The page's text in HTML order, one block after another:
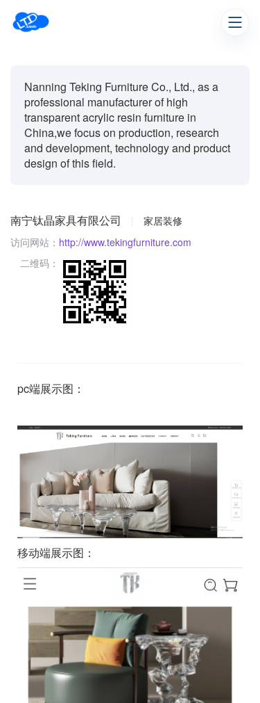
Nanning Teking Furniture Co., Ltd., as a
professional manufacturer of high
transparent acrylic resin furniture in
China,we focus on production, research
and development, technology and product
design of this field.
南宁钛晶家具有限公司
家居装修
访问网站： http://www.tekingfurniture.com
二维码：
pc端展示图：
移动端展示图：